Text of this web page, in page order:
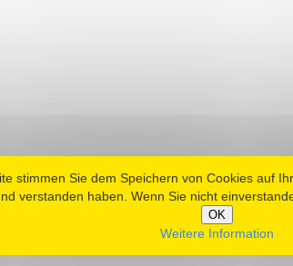
stimmen Sie dem Speichern von Cookies
verstanden haben. Wenn Sie nicht
OK
Weitere Information